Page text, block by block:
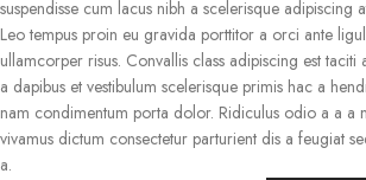
suspendisse cum lacus nibh a scelerisque adipiscing
Leo tempus proin eu gravida porttitor a orci ante
ullamcorper risus. Convallis class adipiscing est
a dapibus et vestibulum scelerisque primis hac a
nam condimentum porta dolor. Ridiculus odio a a a
vivamus dictum consectetur parturient dis a feugiat
a.